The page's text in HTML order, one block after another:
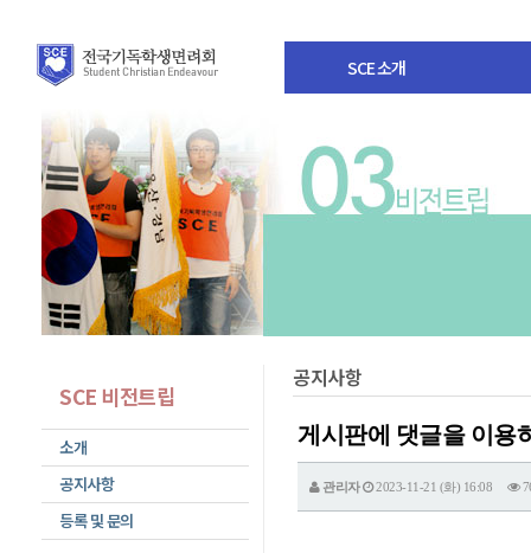
SCE 소개
SCE 비전트립
소개
공지사항
등록 및 문의
공지사항
게시판에 댓글을 이용
관리자 2023-11-21 (화) 16:08